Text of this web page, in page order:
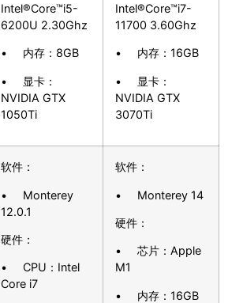
Intel®Core™i5-
6200U 2.30Ghz
• 内存：8GB
• 显卡：
NVIDIA GTX
1050Ti
Intel®Core™i7-
11700 3.60Ghz
• 内存：16GB
• 显卡：
NVIDIA GTX
3070Ti
软件：
• Monterey
12.0.1
硬件：
• CPU：Intel
Core i7
软件：
• Monterey 14
硬件：
• 芯片：Apple
M1
• 内存：16GB